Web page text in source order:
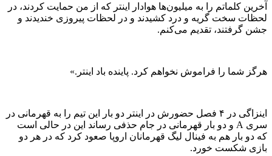
آخرین کلماتم را به میلیون‌ها هوادار اینتر که از من حمایت کردند، در
لحظات سخت گریه و درد کشیدند و در لحظات پیروزی خندیدند و
جشن گرفتند، تقدیم می‌کنم.
هرگز شما را فراموش نخواهم کرد. پاینده باد اینتر.»
اینزاگی در ۴ فصل حضورش در اینتر دو بار این تیم را به قهرمانی در
سری A و دو بار قهرمانی در جام حذفی رساند این در حالی است
که دو بار هم به فینال لیگ قهرمانان اروپا صعود کرد که در هر دو
بازی شکست خورد.